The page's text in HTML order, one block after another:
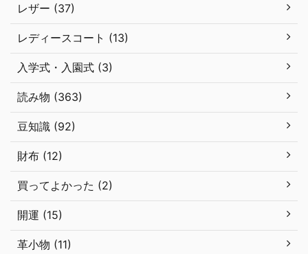
レザー (37)
レディースコート (13)
入学式・入園式 (3)
読み物 (363)
豆知識 (92)
財布 (12)
買ってよかった (2)
開運 (15)
革小物 (11)